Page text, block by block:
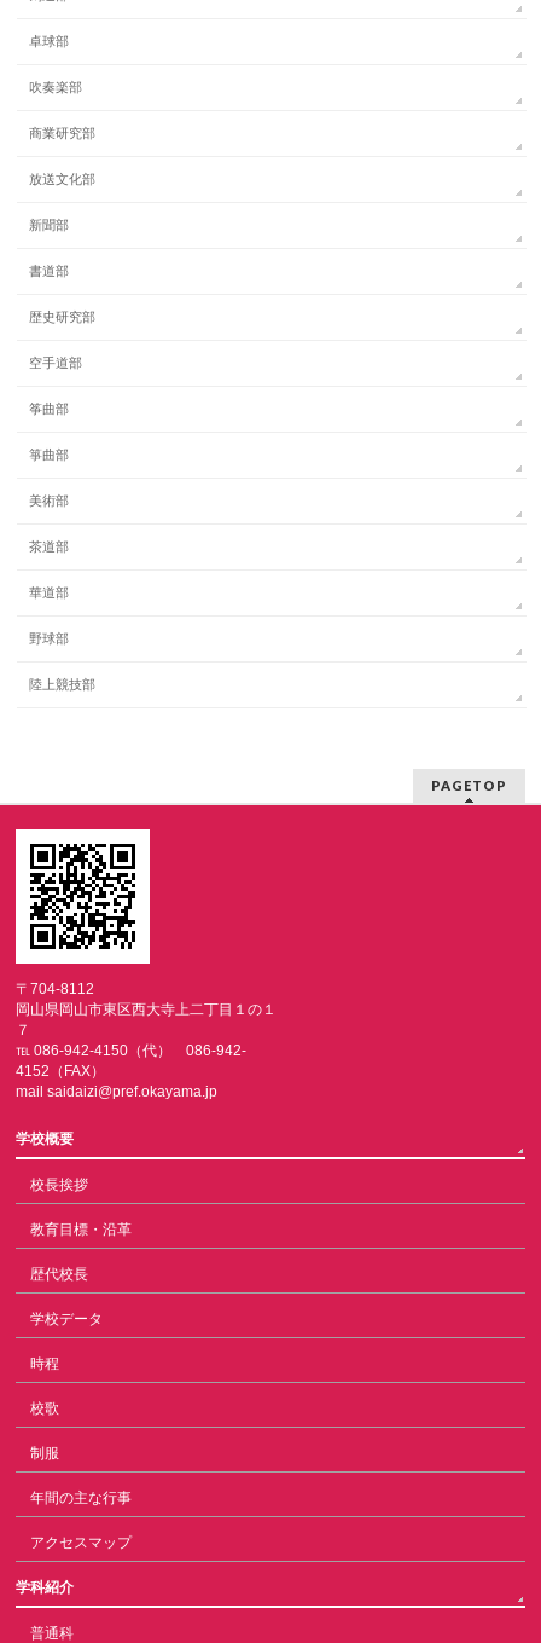
卓球部
吹奏楽部
商業研究部
放送文化部
新聞部
書道部
歴史研究部
空手道部
筝曲部
箏曲部
美術部
茶道部
華道部
野球部
陸上競技部
PAGETOP
〒704-8112
岡山県岡山市東区西大寺上二丁目１の１
７
℡ 086-942-4150（代） 086-942-
4152（FAX）
mail saidaizi@pref.okayama.jp
学校概要
校長挨拶
教育目標・沿革
歴代校長
学校データ
時程
校歌
制服
年間の主な行事
アクセスマップ
学科紹介
普通科